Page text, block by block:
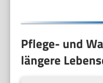
Pflege- und
längere